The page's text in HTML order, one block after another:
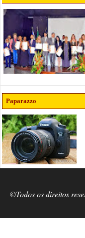
Paparazzo
©Todos os direitos